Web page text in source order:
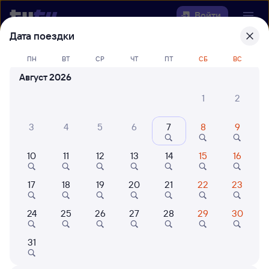
Войти
Выберите день, чтобы найтиж/д
билеты Приютово — Видим
42 млн путешествуют с
Дата поездки
ПН ВТ СР ЧТ ПТ СБ ВС
Август 2026
1
2
3 4 5 6 7 8 9
10 11 12 13 14 15 16
17 18 19 20 21 22 23
24 25 26 27 28 29 30
31